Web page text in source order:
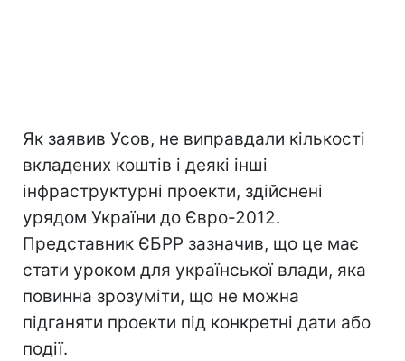
Як заявив Усов, не виправдали кількості
вкладених коштів і деякі інші
інфраструктурні проекти, здійснені
урядом України до Євро-2012.
Представник ЄБРР зазначив, що це має
стати уроком для української влади, яка
повинна зрозуміти, що не можна
підганяти проекти під конкретні дати або
події.